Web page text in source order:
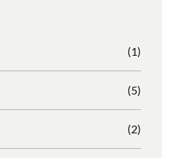
(1)
(5)
(2)